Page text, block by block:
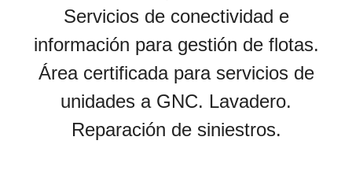
Servicios de conectividad e
información para gestión de flotas.
Área certificada para servicios de
unidades a GNC. Lavadero.
Reparación de siniestros.